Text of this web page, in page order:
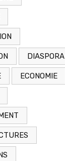
DIASPORA
ECONOMIE